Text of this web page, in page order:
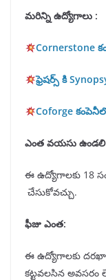
మరిన్ని ఉద్యోగాలు :
Cornerstone
ఫ్రెషర్స్ కి
Coforge
ఎంత వయసు ఉండలి
ఈ ఉద్యోగాలకు 18
చేసుకోవచ్చు.
ఫీజు ఎంత:
ఈ ఉద్యోగాలకు
కట్టవలసిన అవసరం